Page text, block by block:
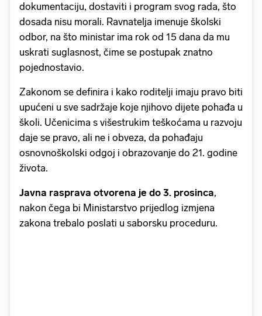
dokumentaciju, dostaviti i program svog rada, što
dosada nisu morali. Ravnatelja imenuje školski
odbor, na što ministar ima rok od 15 dana da mu
uskrati suglasnost, čime se postupak znatno
pojednostavio.
Zakonom se definira i kako roditelji imaju pravo biti
upućeni u sve sadržaje koje njihovo dijete pohađa u
školi. Učenicima s višestrukim teškoćama u razvoju
daje se pravo, ali ne i obveza, da pohađaju
osnovnoškolski odgoj i obrazovanje do 21. godine
života.
Javna rasprava otvorena je do 3. prosinca,
nakon čega bi Ministarstvo prijedlog izmjena
zakona trebalo poslati u saborsku proceduru.